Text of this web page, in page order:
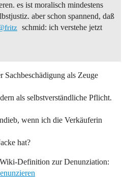
es ist moralisch mindestens
aber schon spannend, daß
schmid: ich verstehe jetzt
als Zeuge
als selbstverständliche Pflicht.
wenn ich die Verkäuferin
hat?
Definition zur Denunziation: